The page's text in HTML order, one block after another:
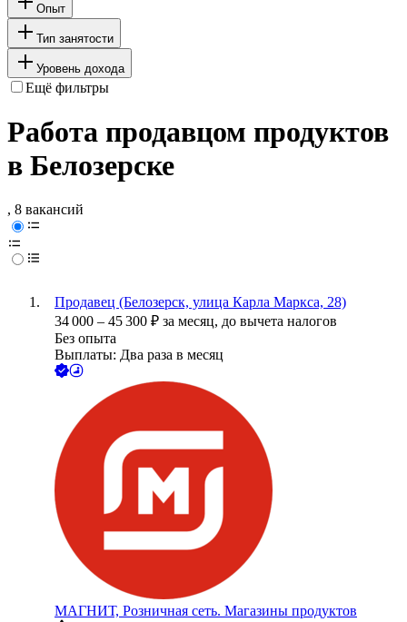
Опыт
Тип занятости
Уровень дохода
Ещё фильтры
Работа продавцом продуктов
в Белозерске
, 8 вакансий
Продавец (Белозерск, улица Карла Маркса, 28)
34 000 – 45 300 ₽ за месяц, до вычета налогов
Без опыта
Выплаты: Два раза в месяц
МАГНИТ, Розничная сеть. Магазины продуктов